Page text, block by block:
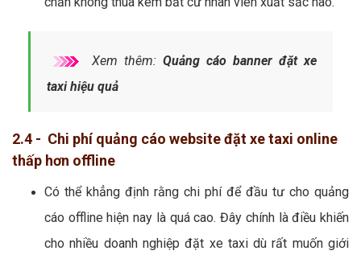
Xem thêm: Quảng cáo banner đặt xe
taxi hiệu quả
2.4 - Chi phí quảng cáo website đặt xe taxi online
thấp hơn offline
Có thể khẳng định rằng chi phí để đầu tư cho quảng
cáo offline hiện nay là quá cao. Đây chính là điều khiến
cho nhiều doanh nghiệp đặt xe taxi dù rất muốn giới